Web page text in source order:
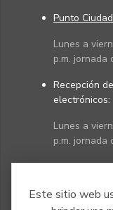
Este sitio web
Punto
Lunes a
p.m. jornada
Recepción
electrónicos:
Lunes a
p.m. jornada